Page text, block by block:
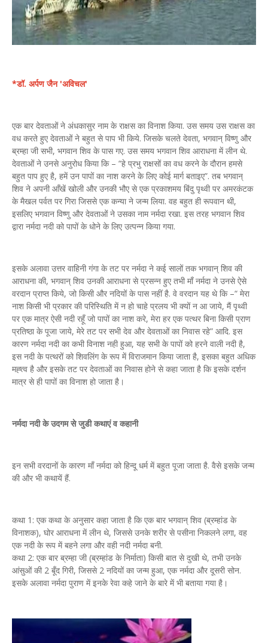
*डॉ. अर्पण जैन 'अविचल'
एक बार देवताओं ने अंधकासुर नाम के राक्षस का विनाश किया. उस समय उस राक्षस का
वध करते हुए देवताओं ने बहुत से पाप भी किये. जिसके चलते देवता, भगवान् विष्णु और
ब्रम्हा जी सभी, भगवान शिव के पास गए. उस समय भगवान शिव आराधना में लीन थे.
देवताओं ने उनसे अनुरोध किया कि – “हे प्रभु राक्षसों का वध करने के दौरान हमसे
बहुत पाप हुए है, हमें उन पापों का नाश करने के लिए कोई मार्ग बताइए”. तब भगवान्
शिव ने अपनी आँखें खोली और उनकी भौए से एक प्रकाशमय बिंदु पृथ्वी पर अमरकंटक
के मैखल पर्वत पर गिरा जिससे एक कन्या ने जन्म लिया. वह बहुत ही रूपवान थी,
इसलिए भगवान विष्णु और देवताओं ने उसका नाम नर्मदा रखा. इस तरह भगवान शिव
द्वारा नर्मदा नदी को पापों के धोने के लिए उत्पन्न किया गया.
इसके अलावा उत्तर वाहिनी गंगा के तट पर नर्मदा ने कई सालों तक भगवान् शिव की
आराधना की, भगवान् शिव उनकी आराधना से प्रसन्न हुए तभी माँ नर्मदा ने उनसे ऐसे
वरदान प्राप्त किये, जो किसी और नदियों के पास नहीं है. वे वरदान यह थे कि –“ मेरा
नाश किसी भी प्रकार की परिस्थिति में न हो चाहे प्रलय भी क्यों न आ जाये, मैं पृथ्वी
पर एक मात्र ऐसी नदी रहूँ जो पापों का नाश करे, मेरा हर एक पत्थर बिना किसी प्राण
प्रतिष्ठा के पूजा जाये, मेरे तट पर सभी देव और देवताओं का निवास रहे” आदि. इस
कारण नर्मदा नदी का कभी विनाश नही हुआ, यह सभी के पापों को हरने वाली नदी है,
इस नदी के पत्थरों को शिवलिंग के रूप में विराजमान किया जाता है, इसका बहुत अधिक
मह्त्व है और इसके तट पर देवताओं का निवास होने से कहा जाता है कि इसके दर्शन
मात्र से ही पापों का विनाश हो जाता है।
नर्मदा नदी के उदगम से जुडी कथाएं व कहानी
इन सभी वरदानों के कारण माँ नर्मदा को हिन्दू धर्म में बहुत पूजा जाता है. वैसे इसके जन्म
की और भी कथायें हैं.
कथा 1: एक कथा के अनुसार कहा जाता है कि एक बार भगवान् शिव (ब्रम्हांड के
विनाशक), घोर आराधना में लीन थे, जिससे उनके शरीर से पसीना निकलने लगा, वह
एक नदी के रूप में बहने लगा और वही नदी नर्मदा बनी.
कथा 2: एक बार ब्रम्हा जी (ब्रम्हांड के निर्माता) किसी बात से दुखी थे, तभी उनके
आंसुओं की 2 बूँद गिरी, जिससे 2 नदियों का जन्म हुआ, एक नर्मदा और दूसरी सोन.
इसके अलावा नर्मदा पुराण में इनके रेवा कहे जाने के बारे में भी बताया गया है।